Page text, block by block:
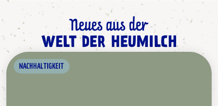
Neues aus der
WELT DER HEUMILCH
NACHHALTIGKEIT